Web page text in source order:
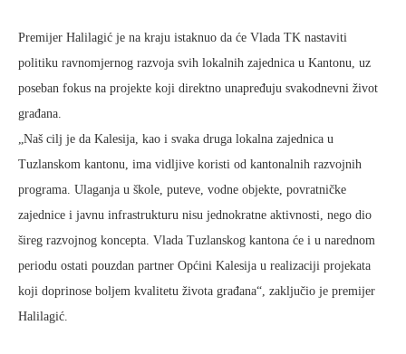
Premijer Halilagić je na kraju istaknuo da će Vlada TK nastaviti
politiku ravnomjernog razvoja svih lokalnih zajednica u Kantonu, uz
poseban fokus na projekte koji direktno unapređuju svakodnevni život
građana.
„Naš cilj je da Kalesija, kao i svaka druga lokalna zajednica u
Tuzlanskom kantonu, ima vidljive koristi od kantonalnih razvojnih
programa. Ulaganja u škole, puteve, vodne objekte, povratničke
zajednice i javnu infrastrukturu nisu jednokratne aktivnosti, nego dio
šireg razvojnog koncepta. Vlada Tuzlanskog kantona će i u narednom
periodu ostati pouzdan partner Općini Kalesija u realizaciji projekata
koji doprinose boljem kvalitetu života građana“, zaključio je premijer
Halilagić.